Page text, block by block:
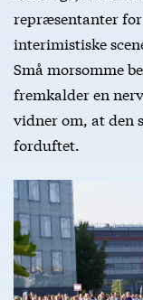
repræsentanter
interimistiske
Små morsomme
fremkalder en
vidner om, at den
forduftet.